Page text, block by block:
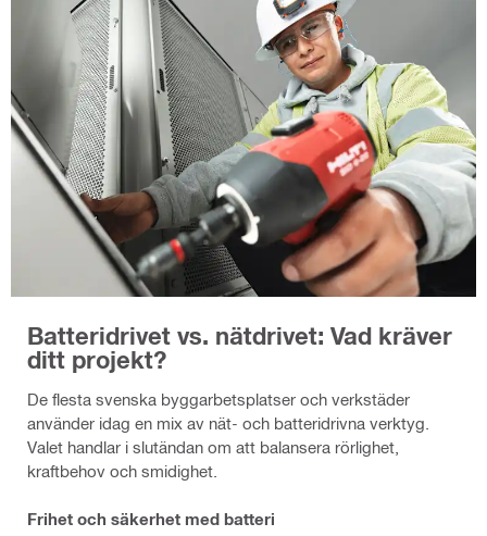
Batteridrivet vs. nätdrivet: Vad kräver
ditt projekt?
De flesta svenska byggarbetsplatser och verkstäder
använder idag en mix av nät- och batteridrivna verktyg.
Valet handlar i slutändan om att balansera rörlighet,
kraftbehov och smidighet.
Frihet och säkerhet med batteri